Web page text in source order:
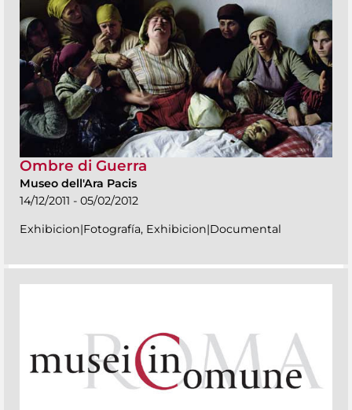
Ombre di Guerra
Museo dell'Ara Pacis
14/12/2011 - 05/02/2012
Exhibicion|Fotografía, Exhibicion|Documental